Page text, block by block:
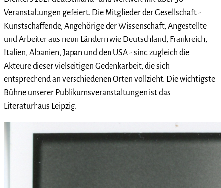
Veranstaltungen gefeiert. Die Mitglieder der Gesellschaft -
Kunstschaffende, Angehörige der Wissenschaft, Angestellte
und Arbeiter aus neun Ländern wie Deutschland, Frankreich,
Italien, Albanien, Japan und den USA - sind zugleich die
Akteure dieser vielseitigen Gedenkarbeit, die sich
entsprechend an verschiedenen Orten vollzieht. Die wichtigste
Bühne unserer Publikumsveranstaltungen ist das
Literaturhaus Leipzig.